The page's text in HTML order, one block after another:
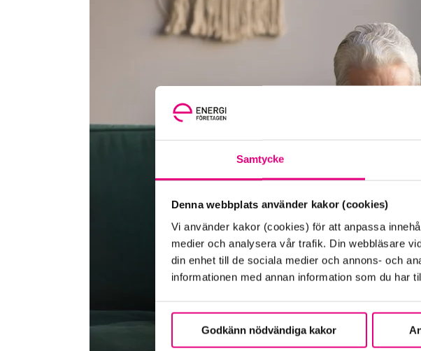
Samtycke
Denna webbplats använder kakor (cookies)
Vi använder kakor (cookies) för att anpassa
medier och analysera vår trafik. Din webbläsare
din enhet till de sociala medier och annons- och
informationen med annan information som du har
Godkänn nödvändiga kakor